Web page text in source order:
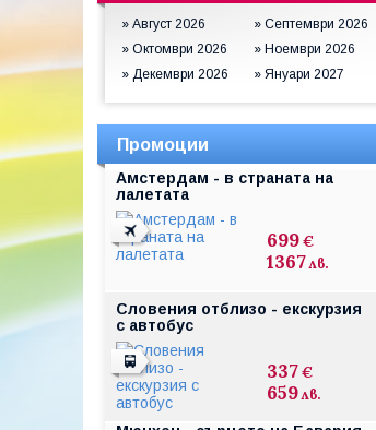
» Август 2026
» Септември 2026
» Октомври 2026
» Ноември 2026
» Декември 2026
» Януари 2027
Промоции
Амстердам - в страната на
лалетата
699€
1367лв.
Словения отблизо - екскурзия
с автобус
337€
659лв.